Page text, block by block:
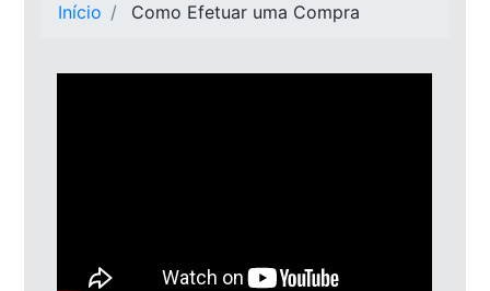
Início Como Efetuar uma Compra